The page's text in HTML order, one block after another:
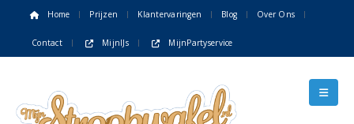
Home Prijzen Klantervaringen Blog Over Ons
Contact MijnIJs MijnPartyservice